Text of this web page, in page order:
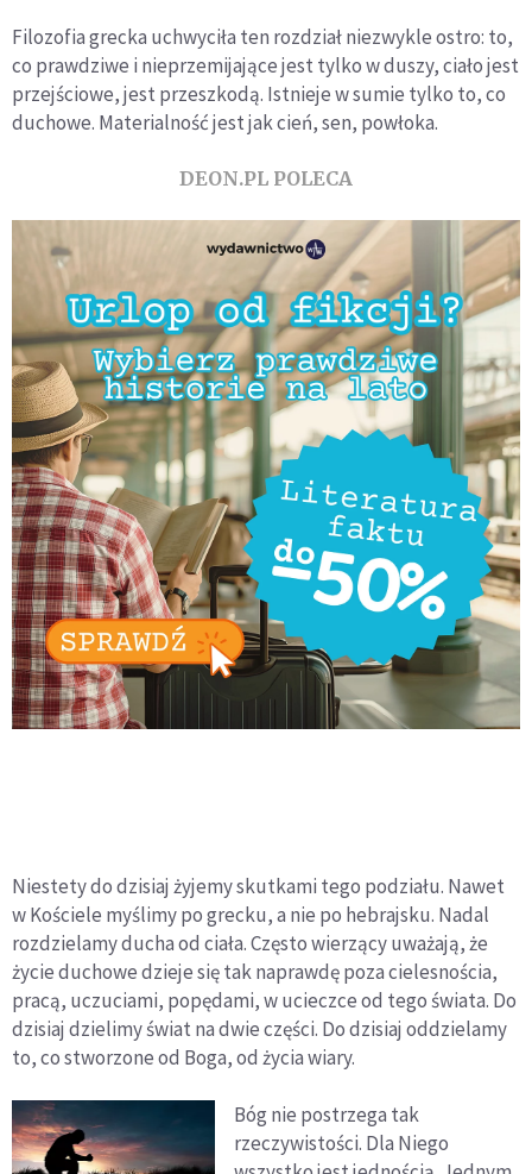
Filozofia grecka uchwyciła ten rozdział niezwykle ostro: to,
co prawdziwe i nieprzemijające jest tylko w duszy, ciało jest
przejściowe, jest przeszkodą. Istnieje w sumie tylko to, co
duchowe. Materialność jest jak cień, sen, powłoka.
DEON.PL POLECA
Niestety do dzisiaj żyjemy skutkami tego podziału. Nawet
w Kościele myślimy po grecku, a nie po hebrajsku. Nadal
rozdzielamy ducha od ciała. Często wierzący uważają, że
życie duchowe dzieje się tak naprawdę poza cielesnościa,
pracą, uczuciami, popędami, w ucieczce od tego świata. Do
dzisiaj dzielimy świat na dwie części. Do dzisiaj oddzielamy
to, co stworzone od Boga, od życia wiary.
Bóg nie postrzega tak
rzeczywistości. Dla Niego